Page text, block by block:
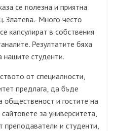
се полезна и приятна
Златева.- Много често
капсулират в собствения
Резултатите бяха
нашите студенти.
от специалности,
предлага, да бъде
общественост и гостите на
за университета,
преподаватели и студенти,